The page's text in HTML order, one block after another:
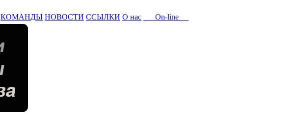
КОМАНДЫ НОВОСТИ ССЫЛКИ О нас On-line